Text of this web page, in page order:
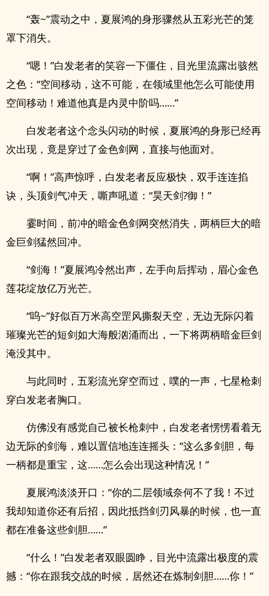
“轰~”震动之中，夏展鸿的身形骤然从五彩光芒的笼
罩下消失。
“嗯！”白发老者的笑容一下僵住，目光里流露出骇然
之色：“空间移动，这不可能，在领域里他怎么可能使用
空间移动！难道他真是内灵中阶吗……”
白发老者这个念头闪动的时候，夏展鸿的身形已经再
次出现，竟是穿过了金色剑网，直接与他面对。
“啊！”高声惊呼，白发老者反应极快，双手连连掐
诀，头顶剑气冲天，嘶声吼道：“昊天剑?御！”
霎时间，前冲的暗金色剑网突然消失，两柄巨大的暗
金巨剑猛然回冲。
“剑海！”夏展鸿冷然出声，左手向后挥动，眉心金色
莲花绽放亿万光芒。
“呜~”好似百万米高空罡风撕裂天空，无边无际闪着
璀璨光芒的短剑如大海般汹涌而出，一下将两柄暗金巨剑
淹没其中。
与此同时，五彩流光穿空而过，噗的一声，七星枪刺
穿白发老者胸口。
仿佛没有感觉自己被长枪刺中，白发老者愣愣看着无
边无际的剑海，难以置信地连连摇头：“这么多剑胆，每
一柄都是重宝，这……怎么会出现这种情况！”
夏展鸿淡淡开口：“你的二层领域奈何不了我！不过
我却知道你还有后招，因此抵挡剑刃风暴的时候，也一直
都在准备这些剑胆……”
“什么！”白发老者双眼圆睁，目光中流露出极度的震
撼：“你在跟我交战的时候，居然还在炼制剑胆……你！”